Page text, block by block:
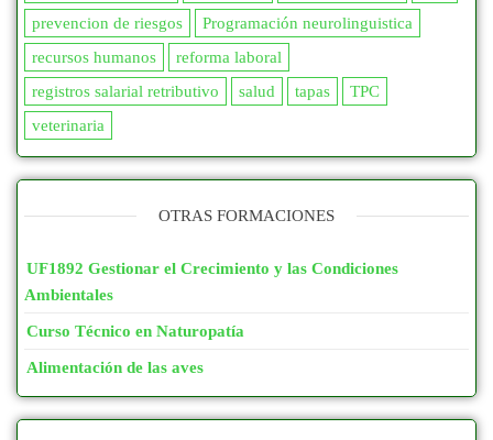
prevencion de riesgos
Programación neurolinguistica
recursos humanos
reforma laboral
registros salarial retributivo
salud tapas
TPC
veterinaria
OTRAS FORMACIONES
UF1892 Gestionar el Crecimiento y las Condiciones
Ambientales
Curso Técnico en Naturopatía
Alimentación de las aves